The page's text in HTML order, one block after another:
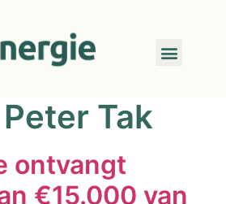
Peter Tak
ontvangt
€15.000 van